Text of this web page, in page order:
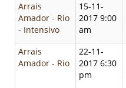
Arrais
Amador - Rio
- Intensivo
15-11-
2017 9:00
am
Arrais
Amador - Rio
22-11-
2017 6:30
pm